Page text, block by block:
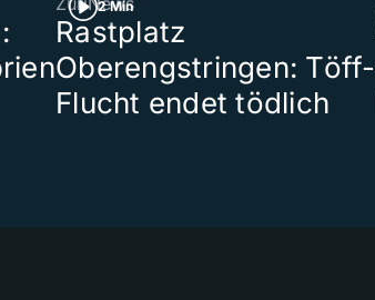
2 Min
Rastplatz
Oberengstringen: Töff-
Flucht endet tödlich